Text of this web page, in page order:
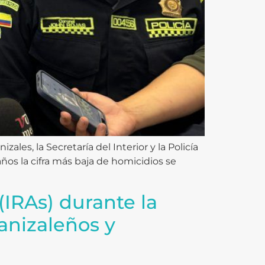
la Secretaría del Interior y la Policía
la cifra más baja de homicidios se
durante la
y